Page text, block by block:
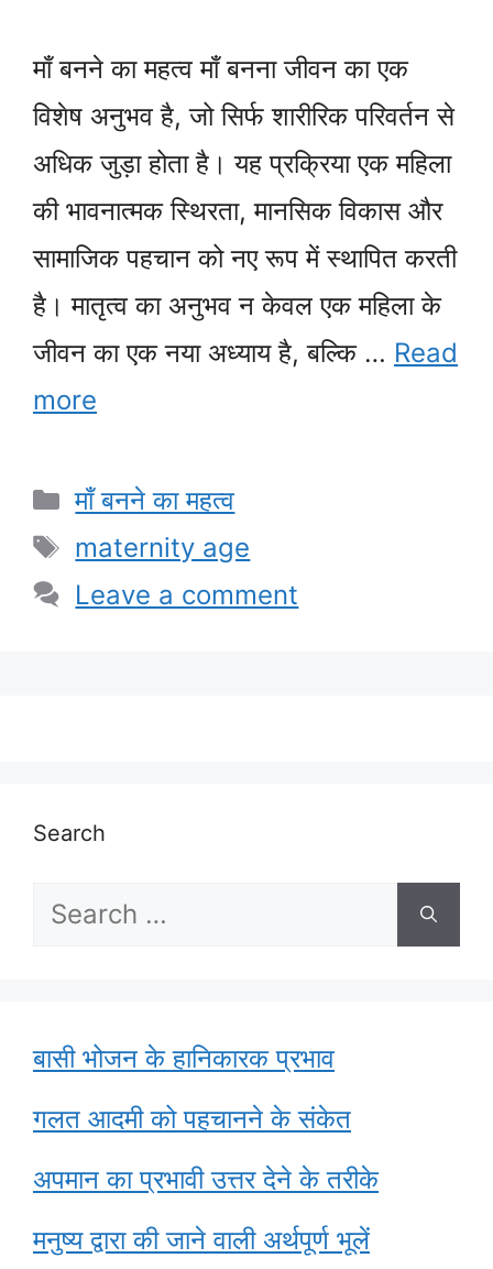
माँ बनने का महत्व माँ बनना जीवन का एक
विशेष अनुभव है, जो सिर्फ शारीरिक परिवर्तन से
अधिक जुड़ा होता है। यह प्रक्रिया एक महिला
की भावनात्मक स्थिरता, मानसिक विकास और
सामाजिक पहचान को नए रूप में स्थापित करती
है। मातृत्व का अनुभव न केवल एक महिला के
जीवन का एक नया अध्याय है, बल्कि … Read
more
Categories
माँ बनने का महत्व
Tags
maternity age
Leave a comment
Search
Search
बासी भोजन के हानिकारक प्रभाव
गलत आदमी को पहचानने के संकेत
अपमान का प्रभावी उत्तर देने के तरीके
मनुष्य द्वारा की जाने वाली अर्थपूर्ण भूलें